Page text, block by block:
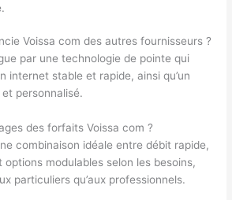
Voissa com des autres fournisseurs ?
par une technologie de pointe qui
internet stable et rapide, ainsi qu’un
personnalisé.
des forfaits Voissa com ?
combinaison idéale entre débit rapide,
modulables selon les besoins,
particuliers qu’aux professionnels.